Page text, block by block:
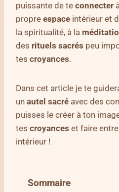
puissante de te connecter
propre espace intérieur et
la spiritualité, à la
des rituels sacrés peu
tes croyances.
Dans cet article je te
un autel sacré avec des
puisses le créer à ton
tes croyances et faire
intérieur !
Sommaire